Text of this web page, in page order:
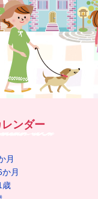
ンダー
月
月
歳